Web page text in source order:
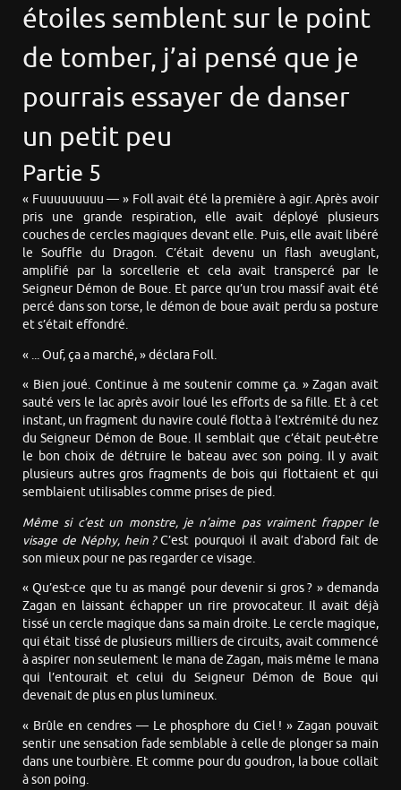
étoiles semblent sur le point
de tomber, j’ai pensé que je
pourrais essayer de danser
un petit peu
Partie 5
« Fuuuuuuuuu — » Foll avait été la première à agir. Après avoir
pris une grande respiration, elle avait déployé plusieurs
couches de cercles magiques devant elle. Puis, elle avait libéré
le Souffle du Dragon. C’était devenu un flash aveuglant,
amplifié par la sorcellerie et cela avait transpercé par le
Seigneur Démon de Boue. Et parce qu’un trou massif avait été
percé dans son torse, le démon de boue avait perdu sa posture
et s’était effondré.
« ... Ouf, ça a marché, » déclara Foll.
« Bien joué. Continue à me soutenir comme ça. » Zagan avait
sauté vers le lac après avoir loué les efforts de sa fille. Et à cet
instant, un fragment du navire coulé flotta à l’extrémité du nez
du Seigneur Démon de Boue. Il semblait que c’était peut-être
le bon choix de détruire le bateau avec son poing. Il y avait
plusieurs autres gros fragments de bois qui flottaient et qui
semblaient utilisables comme prises de pied.
Même si c’est un monstre, je n’aime pas vraiment frapper le
visage de Néphy, hein ?C’est pourquoi il avait d’abord fait de
son mieux pour ne pas regarder ce visage.
« Qu’est-ce que tu as mangé pour devenir si gros ? » demanda
Zagan en laissant échapper un rire provocateur. Il avait déjà
tissé un cercle magique dans sa main droite. Le cercle magique,
qui était tissé de plusieurs milliers de circuits, avait commencé
à aspirer non seulement le mana de Zagan, mais même le mana
qui l’entourait et celui du Seigneur Démon de Boue qui
devenait de plus en plus lumineux.
« Brûle en cendres — Le phosphore du Ciel ! » Zagan pouvait
sentir une sensation fade semblable à celle de plonger sa main
dans une tourbière. Et comme pour du goudron, la boue collait
à son poing.